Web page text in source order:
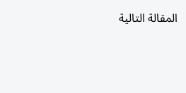
المقالة التالية